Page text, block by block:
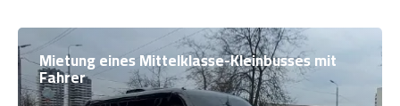
Mietung eines Mittelklasse-Kleinbusses mit
Fahrer